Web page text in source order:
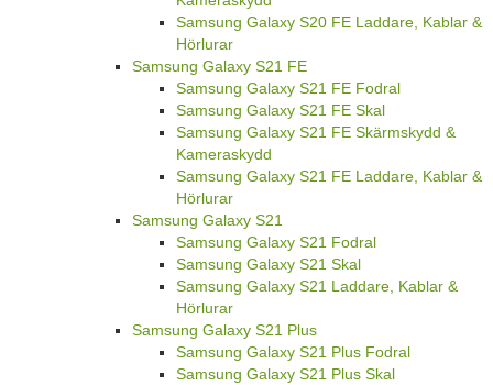
Samsung Galaxy S20 FE Laddare, Kablar &
Hörlurar
Samsung Galaxy S21 FE
Samsung Galaxy S21 FE Fodral
Samsung Galaxy S21 FE Skal
Samsung Galaxy S21 FE Skärmskydd &
Kameraskydd
Samsung Galaxy S21 FE Laddare, Kablar &
Hörlurar
Samsung Galaxy S21
Samsung Galaxy S21 Fodral
Samsung Galaxy S21 Skal
Samsung Galaxy S21 Laddare, Kablar &
Hörlurar
Samsung Galaxy S21 Plus
Samsung Galaxy S21 Plus Fodral
Samsung Galaxy S21 Plus Skal